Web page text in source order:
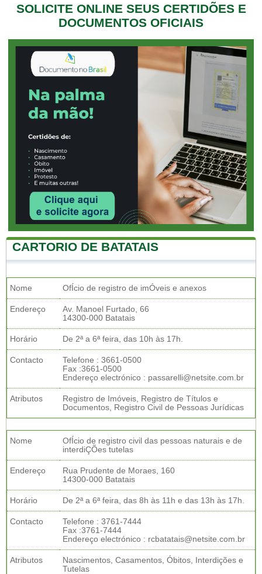
SOLICITE ONLINE SEUS CERTIDÕES E
DOCUMENTOS OFICIAIS
CARTORIO DE BATATAIS
Nome OfÍcio de registro de imÓveis e anexos
Endereço
Av. Manoel Furtado, 66
14300-000 Batatais
Horário De 2ª a 6ª feira, das 10h às 17h.
Contacto
Telefone : 3661-0500
Fax :3661-0500
Endereço electrónico : passarelli@netsite.com.br
Atributos
Registro de Imóveis, Registro de Títulos e
Documentos, Registro Civil de Pessoas Jurídicas
Nome
OfÍcio de registro civil das pessoas naturais e de
interdiÇÕes tutelas
Endereço
Rua Prudente de Moraes, 160
14300-000 Batatais
Horário De 2ª a 6ª feira, das 8h às 11h e das 13h às 17h.
Contacto
Telefone : 3761-7444
Fax :3761-7444
Endereço electrónico : rcbatatais@netsite.com.br
Atributos
Nascimentos, Casamentos, Óbitos, Interdições e
Tutelas